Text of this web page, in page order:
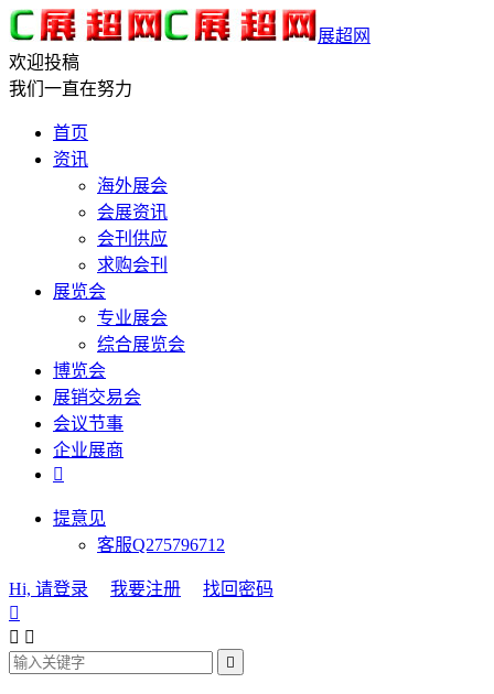
展超网
欢迎投稿
我们一直在努力
首页
资讯
海外展会
会展资讯
会刊供应
求购会刊
展览会
专业展会
综合展览会
博览会
展销交易会
会议节事
企业展商

提意见
客服Q275796712
Hi, 请登录 我要注册
找回密码

 
